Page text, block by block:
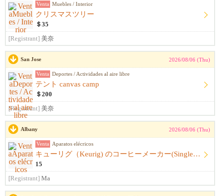
Venta Muebles / Interior
クリスマスツリー
＄35
[Registrant] 美奈
San Jose 2026/08/06 (Thu)
Venta Deportes / Actividades al aire libre
テント canvas camp
＄200
[Registrant] 美奈
Albany 2026/08/06 (Thu)
Venta Aparatos elécricos
キューリグ（Keurig) のコーヒーメーカー(Single Serve Coffee) Maker
15
[Registrant] Ma